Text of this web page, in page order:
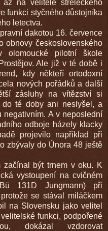
na velitele střeleckého
funkci styčného důstojníka
letectva.
dakotou 16. července
obnovy československého
olomoucké pilotní škole
Ale již v té době i
kdy někteří ortodoxní
nových pořádků a další
zásluhy na vítězství si
té doby ani neslyšel, a
negativním. A v neposlední
odboje házely klacky
projevilo například při
zbývaly do Února 48 ještě
být trnem v oku. K
vystoupení na cvičném
131D Jungmann) při
se stával miláčkem
na Slovensku jako velitel
funkci, podpořené
dokázal vzdorovat